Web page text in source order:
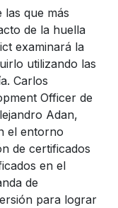
las que más
de la huella
examinará la
utilizando las
Carlos
Officer de
Adan,
el entorno
de certificados
en el
de
para lograr